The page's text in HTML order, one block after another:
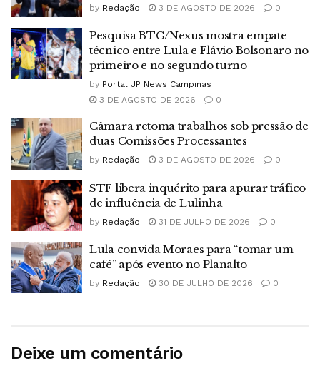
by Redação 3 DE AGOSTO DE 2026 0
Pesquisa BTG/Nexus mostra empate
técnico entre Lula e Flávio Bolsonaro no
primeiro e no segundo turno
by Portal JP News Campinas
3 DE AGOSTO DE 2026
0
Câmara retoma trabalhos sob pressão de
duas Comissões Processantes
by Redação 3 DE AGOSTO DE 2026 0
STF libera inquérito para apurar tráfico
de influência de Lulinha
by Redação 31 DE JULHO DE 2026 0
Lula convida Moraes para “tomar um
café” após evento no Planalto
by Redação 30 DE JULHO DE 2026 0
Deixe um comentário